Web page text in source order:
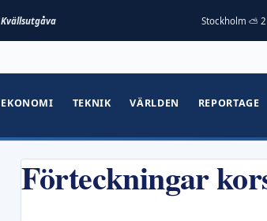
Kvällsutgåva Stockholm ⛅
EKONOMI TEKNIK VÄRLDEN REPORTAGE
Förteckningar